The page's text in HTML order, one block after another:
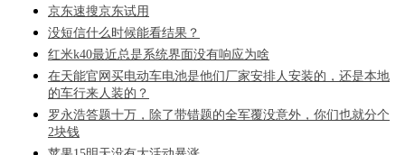
京东速搜京东试用
没短信什么时候能看结果？
红米k40最近总是系统界面没有响应为啥
在天能官网买电动车电池是他们厂家安排人安装的，还是本地
的车行来人装的？
罗永浩答题十万，除了带错题的全军覆没意外，你们也就分个
2块钱